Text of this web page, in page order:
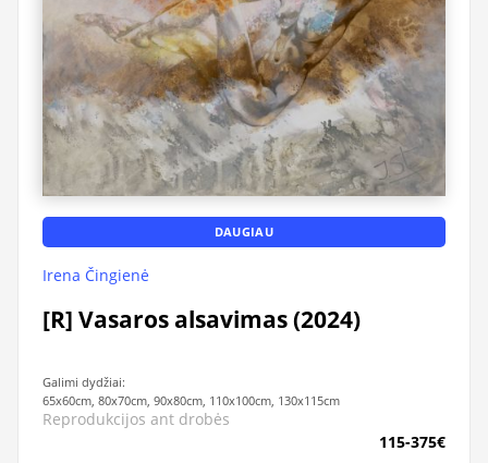
DAUGIAU
Irena Čingienė
[R] Vasaros alsavimas (2024)
Galimi dydžiai:
65x60cm, 80x70cm, 90x80cm, 110x100cm, 130x115cm
Reprodukcijos ant drobės
115-375€